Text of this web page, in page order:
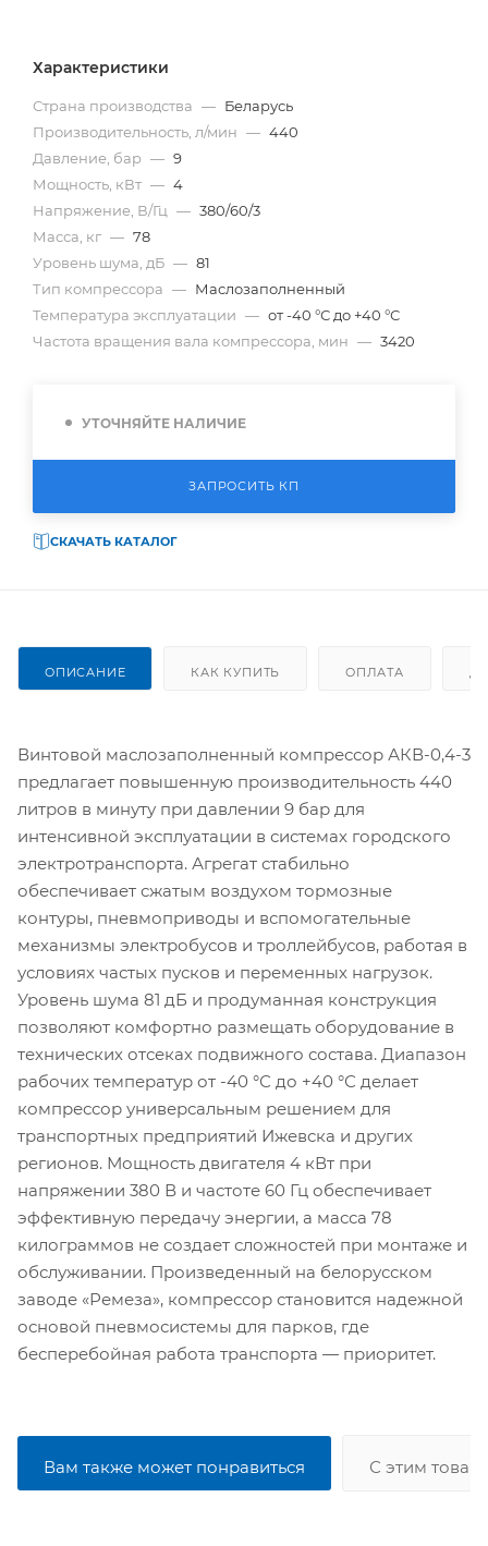
Характеристики
Страна производства — Беларусь
Производительность, л/мин — 440
Давление, бар — 9
Мощность, кВт — 4
Напряжение, В/Гц — 380/60/3
Масса, кг — 78
Уровень шума, дБ — 81
Тип компрессора — Маслозаполненный
Температура эксплуатации — от -40 °С до +40 °С
Частота вращения вала компрессора, мин — 3420
УТОЧНЯЙТЕ НАЛИЧИЕ
ЗАПРОСИТЬ КП
СКАЧАТЬ КАТАЛОГ
ОПИСАНИЕ КАК КУПИТЬ ОПЛАТА
Винтовой маслозаполненный компрессор АКВ-0,4-3
предлагает повышенную производительность 440
литров в минуту при давлении 9 бар для
интенсивной эксплуатации в системах городского
электротранспорта. Агрегат стабильно
обеспечивает сжатым воздухом тормозные
контуры, пневмоприводы и вспомогательные
механизмы электробусов и троллейбусов, работая в
условиях частых пусков и переменных нагрузок.
Уровень шума 81 дБ и продуманная конструкция
позволяют комфортно размещать оборудование в
технических отсеках подвижного состава. Диапазон
рабочих температур от -40 °С до +40 °С делает
компрессор универсальным решением для
транспортных предприятий Ижевска и других
регионов. Мощность двигателя 4 кВт при
напряжении 380 В и частоте 60 Гц обеспечивает
эффективную передачу энергии, а масса 78
килограммов не создает сложностей при монтаже и
обслуживании. Произведенный на белорусском
заводе «Ремеза», компрессор становится надежной
основой пневмосистемы для парков, где
бесперебойная работа транспорта — приоритет.
Вам также может понравиться С этим